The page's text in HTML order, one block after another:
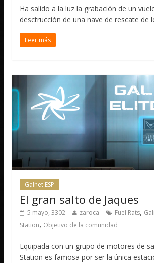
Ha salido a la luz la grabación de un
desctrucción de una nave de rescate de
Leer más
Galnet ESP
El gran salto de Jaques
5 mayo, 3302 zaroca Fuel Rats,
Station, Objetivo de la comunidad
Equipada con un grupo de motores de
Station es famosa por ser la única